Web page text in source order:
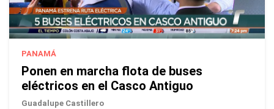
PANAMÁ
Ponen en marcha flota de buses
eléctricos en el Casco Antiguo
Guadalupe Castillero